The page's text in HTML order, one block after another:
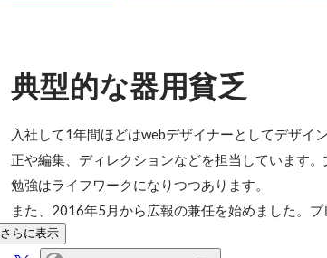
典型的な器用貧乏
入社して1年間ほどはwebデザイナーとしてデザイ
正や編集、ディレクションなどを担当しています
勉強はライフワークになりつつあります。
また、2016年5月から広報の兼任を始めました。
さらに表示